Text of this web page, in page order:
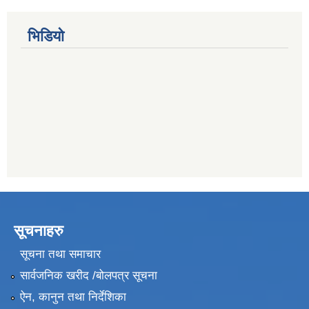
भिडियो
सूचनाहरु
सूचना तथा समाचार
सार्वजनिक खरीद /बोलपत्र सूचना
ऐन, कानुन तथा निर्देशिका